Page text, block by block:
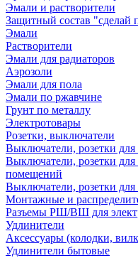
Эмали и растворители
Защитный состав "сделай
Эмали
Растворители
Эмали для радиаторов
Аэрозоли
Эмали для пола
Эмали по ржавчине
Грунт по металлу
Электротовары
Розетки, выключатели
Выключатели, розетки
Выключатели, розетки
помещений
Выключатели, розетки
Монтажные и
Разъемы РШ/ВШ для
Удлинители
Аксессуары (колодки,
Удлинители бытовые